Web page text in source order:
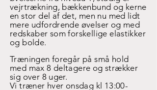
vejrtrækning, bækkenbund og kerne
en stor del af det, men nu med lidt
mere udfordrende øvelser og med
redskaber som forskellige elastikker
og bolde.
Træningen foregår på små hold
med max 8 deltagere og strækker
sig over 8 uger.
Vi træner hver onsdag kl 13:00-